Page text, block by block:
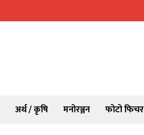
अर्थ / कृषि मनोरञ्जन फोटो फिचर